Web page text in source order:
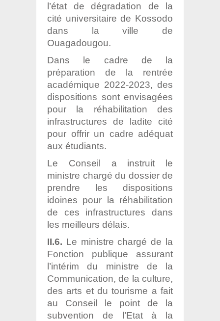
l’état de dégradation de la
cité universitaire de Kossodo
dans la ville de
Ouagadougou.
Dans le cadre de la
préparation de la rentrée
académique 2022-2023, des
dispositions sont envisagées
pour la réhabilitation des
infrastructures de ladite cité
pour offrir un cadre adéquat
aux étudiants.
Le Conseil a instruit le
ministre chargé du dossier de
prendre les dispositions
idoines pour la réhabilitation
de ces infrastructures dans
les meilleurs délais.
II.6. Le ministre chargé de la
Fonction publique assurant
l’intérim du ministre de la
Communication, de la culture,
des arts et du tourisme a fait
au Conseil le point de la
subvention de l’Etat à la